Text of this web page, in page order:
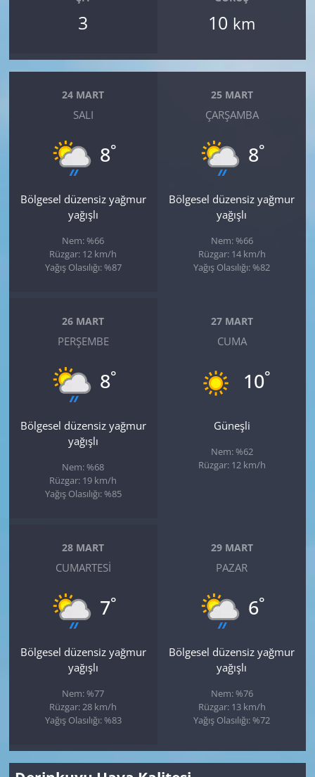
3 10 km
24 MART
SALI
8°
Bölgesel düzensiz yağmur
yağışlı
Nem: %66
Rüzgar: 12 km/h
Yağış Olasılığı: %87
25 MART
ÇARŞAMBA
8°
Bölgesel düzensiz yağmur
yağışlı
Nem: %66
Rüzgar: 14 km/h
Yağış Olasılığı: %82
26 MART
PERŞEMBE
8°
Bölgesel düzensiz yağmur
yağışlı
Nem: %68
Rüzgar: 19 km/h
Yağış Olasılığı: %85
27 MART
CUMA
10°
Güneşli
Nem: %62
Rüzgar: 12 km/h
28 MART
CUMARTESI
7°
Bölgesel düzensiz yağmur
yağışlı
Nem: %77
Rüzgar: 28 km/h
Yağış Olasılığı: %83
29 MART
PAZAR
6°
Bölgesel düzensiz yağmur
yağışlı
Nem: %76
Rüzgar: 13 km/h
Yağış Olasılığı: %72